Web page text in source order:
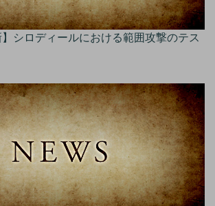
】シロディールにおける範囲攻撃のテス